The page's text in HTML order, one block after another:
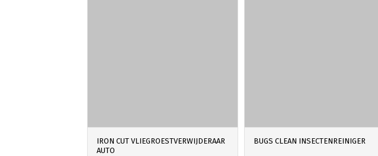
IRON CUT VLIEGROESTVERWIJDERAAR
AUTO
BUGS CLEAN INSECTENREINIGER